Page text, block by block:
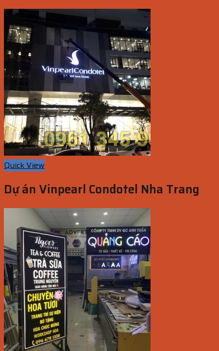
Quick View
Dự án Vinpearl Condotel Nha Trang